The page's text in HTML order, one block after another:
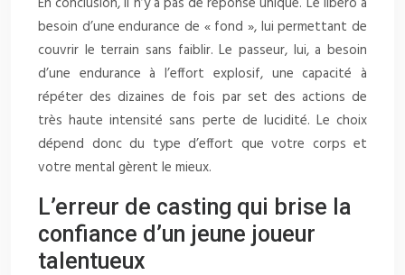
besoin d’une endurance de « fond », lui permettant de
couvrir le terrain sans faiblir. Le passeur, lui, a besoin
d’une endurance à l’effort explosif, une capacité à
répéter des dizaines de fois par set des actions de
très haute intensité sans perte de lucidité. Le choix
dépend donc du type d’effort que votre corps et
votre mental gèrent le mieux.
L’erreur de casting qui brise la
confiance d’un jeune joueur
talentueux